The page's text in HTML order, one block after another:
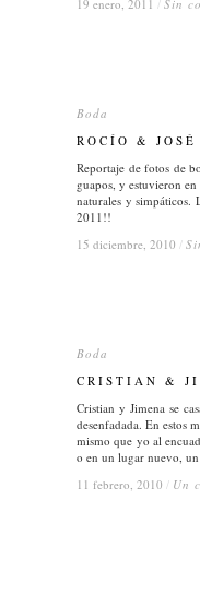
19 enero, 2011 / Sin
19 enero, 2011 / Sin
Boda
ROCÍO &
Reportaje de fotos de
guapos, y estuvieron
naturales y simpáticos.
2011!!
15 diciembre, 2010 /
Boda
ROCÍO &
15 diciembre, 2010 /
Boda
CRISTIAN &
Cristian y Jimena se
desenfadada. En estos
mismo que yo al
o en un lugar nuevo,
11 febrero, 2010 / Un
Boda
CRISTIAN &
11 febrero, 2010 / Un